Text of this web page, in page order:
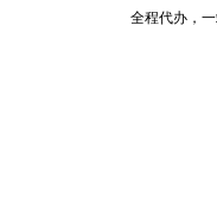
全程代办，